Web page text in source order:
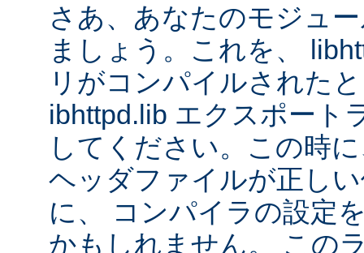
さあ、あなたのモジュ
ましょう。これを、
リがコンパイルされた
ibhttpd.lib エクスポート
してください。この時
ヘッダファイルが正し
に、 コンパイラの設定
かもしれません。 この